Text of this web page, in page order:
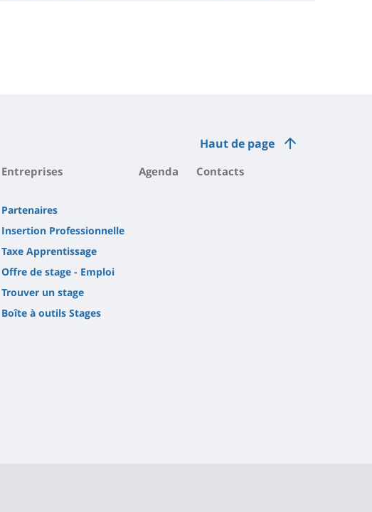
Haut de page
Entreprises
Partenaires
Insertion Professionnelle
Taxe Apprentissage
Offre de stage - Emploi
Trouver un stage
Boîte à outils Stages
Agenda Contacts